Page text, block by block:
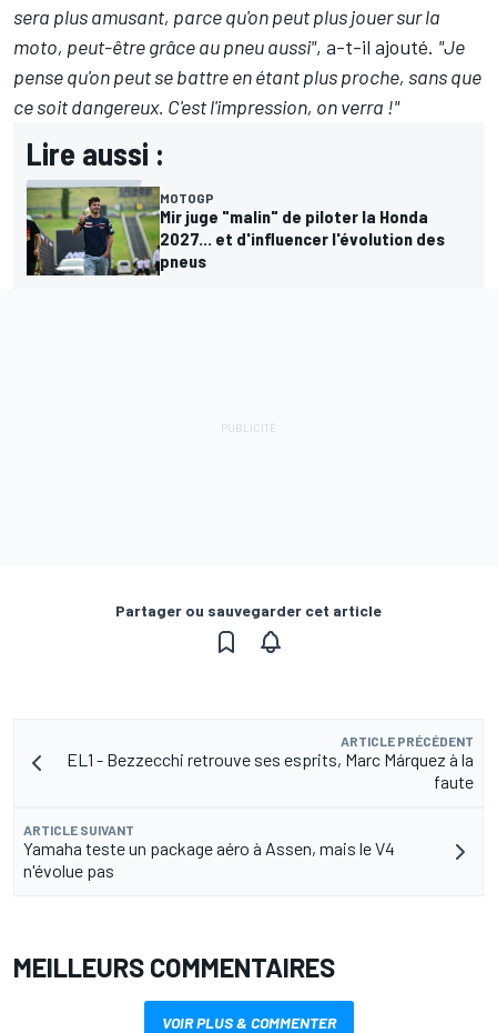
sera plus amusant, parce qu'on peut plus jouer sur la
moto, peut-être grâce au pneu aussi", a-t-il ajouté. "Je
pense qu'on peut se battre en étant plus proche, sans que
ce soit dangereux. C'est l'impression, on verra !"
Lire aussi :
MOTOGP
Mir juge "malin" de piloter la Honda
2027... et d'influencer l'évolution des
pneus
Partager ou sauvegarder cet article
ARTICLE PRÉCÉDENT
EL1 - Bezzecchi retrouve ses esprits, Marc Márquez à la
faute
ARTICLE SUIVANT
Yamaha teste un package aéro à Assen, mais le V4
n'évolue pas
MEILLEURS COMMENTAIRES
VOIR PLUS & COMMENTER